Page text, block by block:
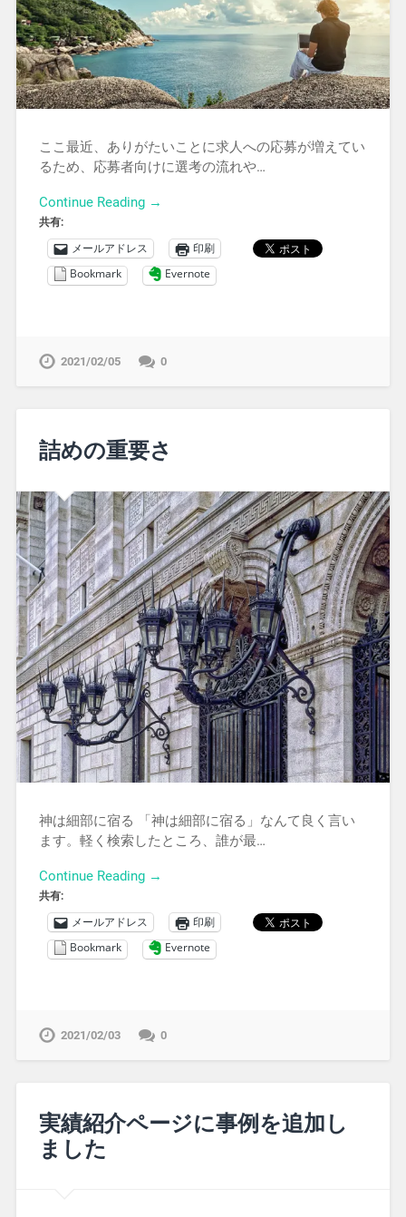
ここ最近、ありがたいことに求人への応募が増えてい
るため、応募者向けに選考の流れや…
Continue Reading →
共有:
メールアドレス
印刷
Bookmark
Evernote
2021/02/05 0
詰めの重要さ
神は細部に宿る 「神は細部に宿る」なんて良く言い
ます。軽く検索したところ、誰が最…
Continue Reading →
共有:
メールアドレス
印刷
Bookmark
Evernote
2021/02/03 0
実績紹介ページに事例を追加し
ました